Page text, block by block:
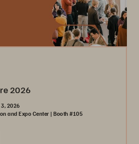
2026
2026
and Expo Center | Booth #105